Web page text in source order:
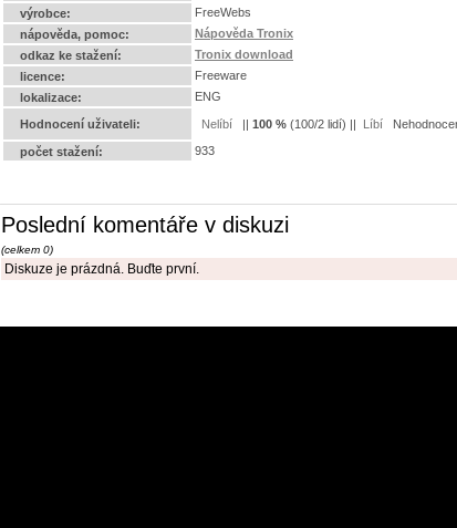
výrobce:
FreeWebs
nápověda, pomoc:
Nápověda Tronix
odkaz ke stažení:
Tronix download
licence:
Freeware
lokalizace:
ENG
Hodnocení uživateli: || 100 % (100/2 lidí) ||
počet stažení: 933
Poslední komentáře v diskuzi
(celkem 0)
Diskuze je prázdná. Buďte první.